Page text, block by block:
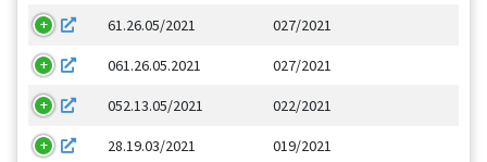
61.26.05/2021 027/2021
061.26.05.2021 027/2021
052.13.05/2021 022/2021
28.19.03/2021 019/2021